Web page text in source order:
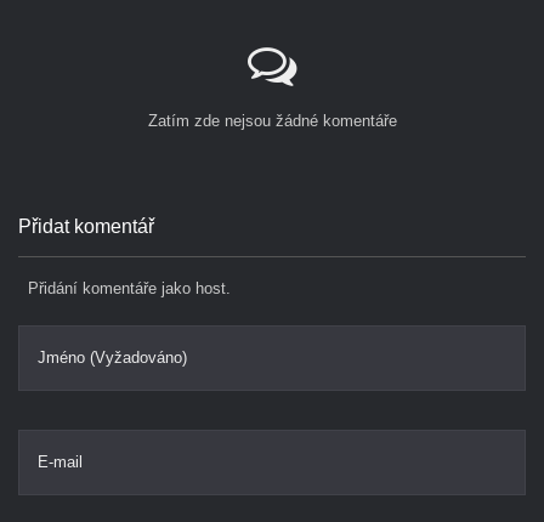
Zatím zde nejsou žádné komentáře
Přidat komentář
Přidání komentáře jako host.
Jméno (Vyžadováno)
E-mail